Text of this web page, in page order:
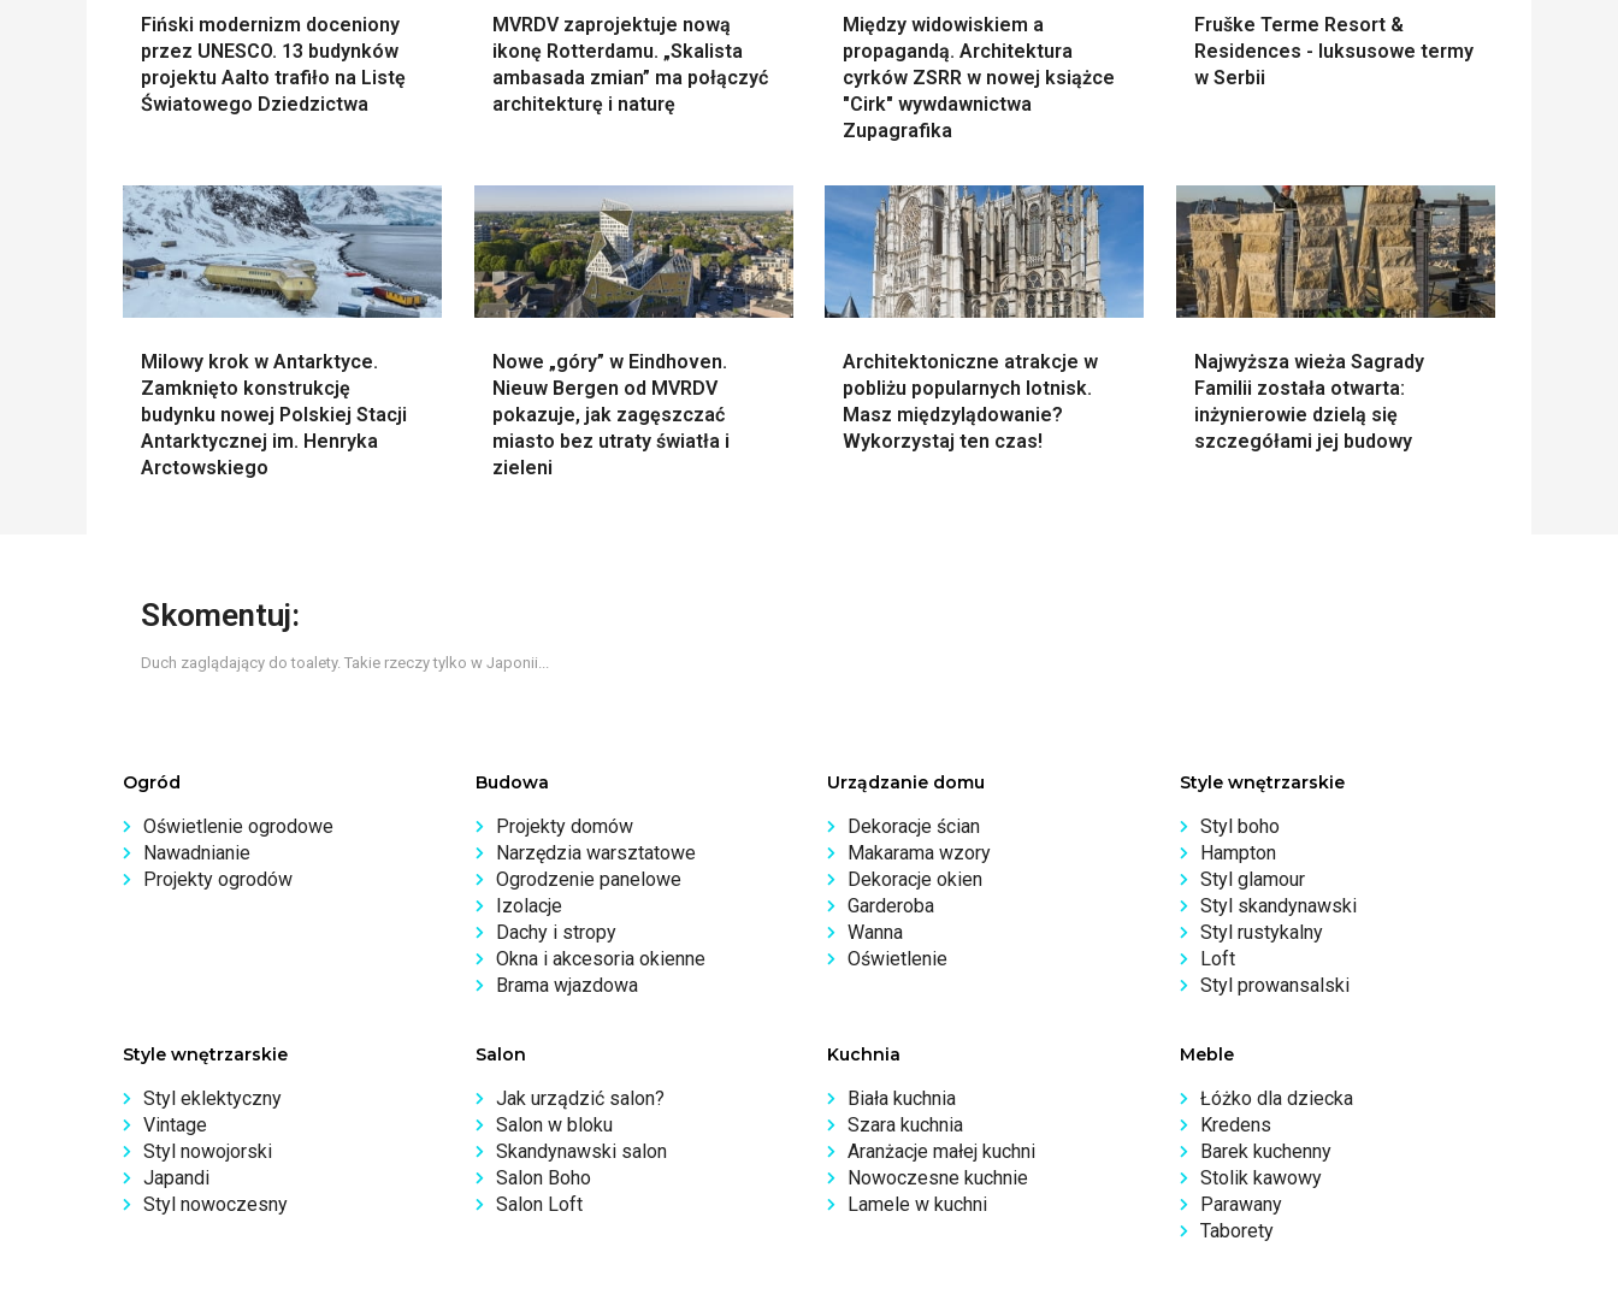
Fiński modernizm doceniony
przez UNESCO. 13 budynków
projektu Aalto trafiło na Listę
Światowego Dziedzictwa
MVRDV zaprojektuje nową
ikonę Rotterdamu. „Skalista
ambasada zmian” ma połączyć
architekturę i naturę
Między widowiskiem a
propagandą. Architektura
cyrków ZSRR w nowej książce
"Cirk" wywdawnictwa
Zupagrafika
Fruške Terme Resort &
Residences - luksusowe termy
w Serbii
Milowy krok w Antarktyce.
Zamknięto konstrukcję
budynku nowej Polskiej Stacji
Antarktycznej im. Henryka
Arctowskiego
Nowe „góry” w Eindhoven.
Nieuw Bergen od MVRDV
pokazuje, jak zagęszczać
miasto bez utraty światła i
zieleni
Architektoniczne atrakcje w
pobliżu popularnych lotnisk.
Masz międzylądowanie?
Wykorzystaj ten czas!
Najwyższa wieża Sagrady
Familii została otwarta:
inżynierowie dzielą się
szczegółami jej budowy
Skomentuj:
Duch zaglądający do toalety. Takie rzeczy tylko w Japonii...
Ogród
Oświetlenie ogrodowe
Nawadnianie
Projekty ogrodów
Budowa
Projekty domów
Narzędzia warsztatowe
Ogrodzenie panelowe
Izolacje
Dachy i stropy
Okna i akcesoria okienne
Brama wjazdowa
Urządzanie domu
Dekoracje ścian
Makarama wzory
Dekoracje okien
Garderoba
Wanna
Oświetlenie
Style wnętrzarskie
Styl boho
Hampton
Styl glamour
Styl skandynawski
Styl rustykalny
Loft
Styl prowansalski
Style wnętrzarskie
Styl eklektyczny
Vintage
Styl nowojorski
Japandi
Styl nowoczesny
Salon
Jak urządzić salon?
Salon w bloku
Skandynawski salon
Salon Boho
Salon Loft
Kuchnia
Biała kuchnia
Szara kuchnia
Aranżacje małej kuchni
Nowoczesne kuchnie
Lamele w kuchni
Meble
Łóżko dla dziecka
Kredens
Barek kuchenny
Stolik kawowy
Parawany
Taborety